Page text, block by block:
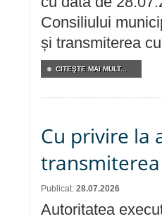
Consiliului
și transmiterea
CITEŞTE MAI MULT...
Cu privire la
Publicat: 28.07.2026
Autoritatea